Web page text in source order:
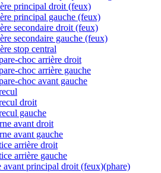
principal droit (feux)
principal gauche (feux)
secondaire droit (feux)
secondaire gauche (feux)
stop central
choc arrière droit
choc arrière gauche
choc avant gauche
droit
gauche
avant droit
avant gauche
arrière droit
arrière gauche
avant principal droit (feux)(phare)